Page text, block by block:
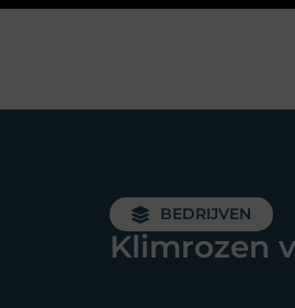
BEDRIJVEN
Klimrozen